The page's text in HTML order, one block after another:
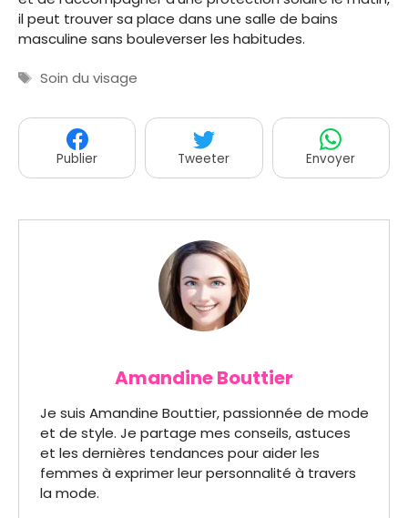
il peut trouver sa place dans une salle de bains
masculine sans bouleverser les habitudes.
Étiquettes
Soin du visage
Publier Tweeter Envoyer
Amandine Bouttier
Je suis Amandine Bouttier, passionnée de mode
et de style. Je partage mes conseils, astuces
et les dernières tendances pour aider les
femmes à exprimer leur personnalité à travers
la mode.